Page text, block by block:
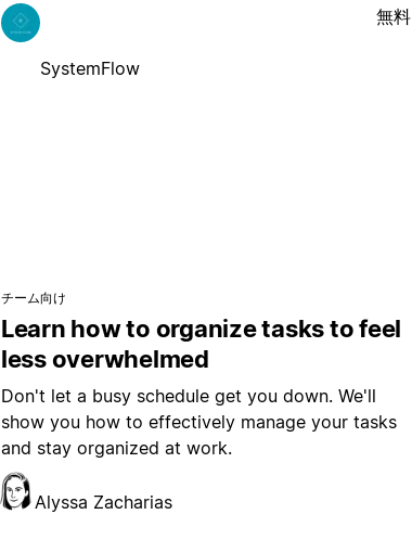
SystemFlow
無料
チーム向け
Learn how to organize tasks to feel
less overwhelmed
Don't let a busy schedule get you down. We'll
show you how to effectively manage your tasks
and stay organized at work.
Alyssa Zacharias